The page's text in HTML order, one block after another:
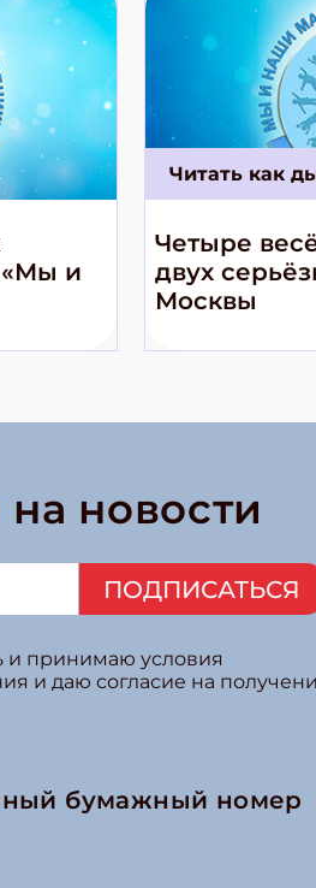
«Мы и
Читать как
Четыре
двух
Москвы
новости
ПОДПИСАТЬСЯ
и принимаю условия
и даю согласие на
бумажный номер